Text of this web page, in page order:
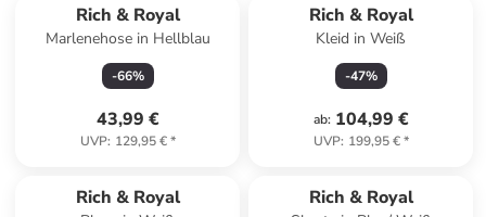
Rich & Royal
Marlenehose in Hellblau
-66%
43,99 €
UVP: 129,95 €*
Rich & Royal
Kleid in Weiß
-47%
ab: 104,99 €
UVP: 199,95 €*
Rich & Royal Rich & Royal